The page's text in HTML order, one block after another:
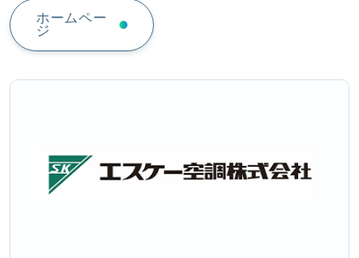
ホームペー
ジ